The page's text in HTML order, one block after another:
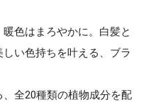
色はまろやかに。白髪と
い色持ちを叶える、ブラ
全20種類の植物成分を配